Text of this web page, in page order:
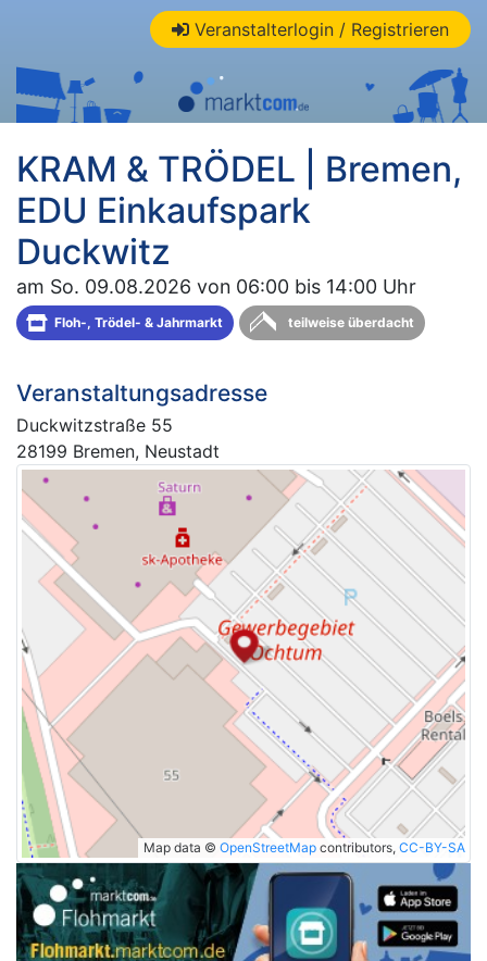
Veranstalterlogin / Registrieren
KRAM & TRÖDEL | Bremen,
EDU Einkaufspark
Duckwitz
am So. 09.08.2026 von 06:00 bis 14:00 Uhr
Floh-, Trödel- & Jahrmarkt teilweise überdacht
Veranstaltungsadresse
Duckwitzstraße 55
28199 Bremen, Neustadt
Map data © OpenStreetMap contributors, CC-BY-SA